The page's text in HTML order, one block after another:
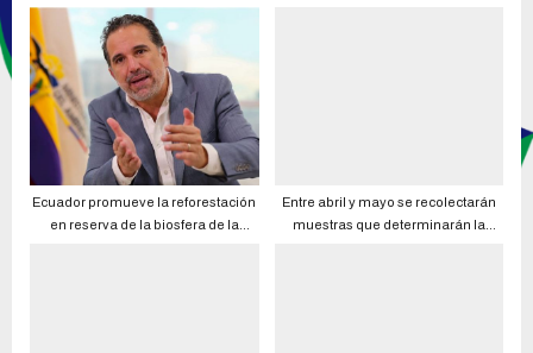
Ecuador promueve la reforestación
en reserva de la biosfera de la
Entre abril y mayo se recolectarán
muestras que determinarán la